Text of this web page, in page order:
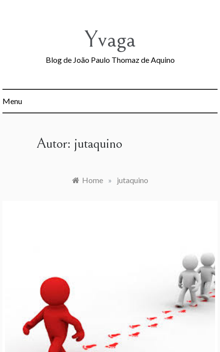
Yvaga
Blog de João Paulo Thomaz de Aquino
Menu
Autor: jutaquino
Home » jutaquino